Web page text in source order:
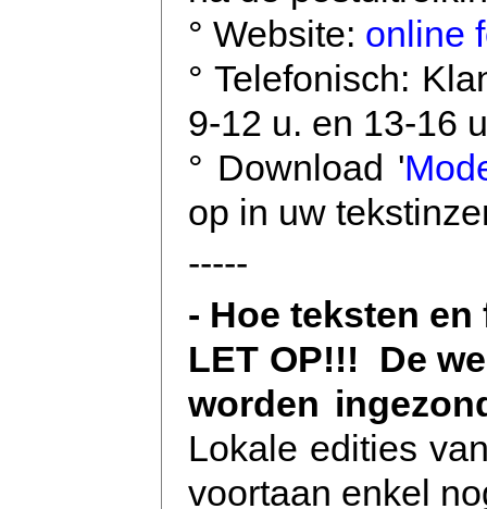
° Website: online
° Telefonisch:
9-12 u. en 13-16
° Download '
op in uw
-----
- Hoe teksten
LET OP!!! De
worden
Lokale edities
voortaan enkel